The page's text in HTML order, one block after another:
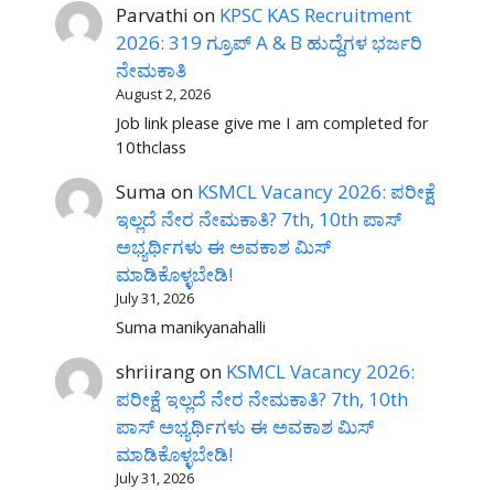
Parvathi on KPSC KAS Recruitment
2026: 319 ಗ್ರೂಪ್ A & B ಹುದ್ದೆಗಳ ಭರ್ಜರಿ
ನೇಮಕಾತಿ
August 2, 2026
Job link please give me I am completed for
10thclass
Suma on KSMCL Vacancy 2026: ಪರೀಕ್ಷೆ
ಇಲ್ಲದೆ ನೇರ ನೇಮಕಾತಿ? 7th, 10th ಪಾಸ್
ಅಭ್ಯರ್ಥಿಗಳು ಈ ಅವಕಾಶ ಮಿಸ್
ಮಾಡಿಕೊಳ್ಳಬೇಡಿ!
July 31, 2026
Suma manikyanahalli
shriirangon KSMCL Vacancy 2026:
ಪರೀಕ್ಷೆ ಇಲ್ಲದೆ ನೇರ ನೇಮಕಾತಿ? 7th, 10th
ಪಾಸ್ ಅಭ್ಯರ್ಥಿಗಳು ಈ ಅವಕಾಶ ಮಿಸ್
ಮಾಡಿಕೊಳ್ಳಬೇಡಿ!
July 31, 2026